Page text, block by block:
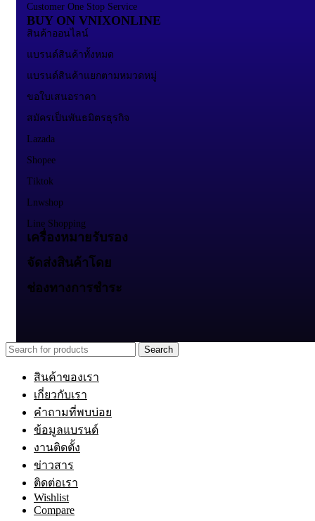
Customer One Stop Service
BUY ON VNIXONLINE
สินค้าออนไลน์
แบรนด์สินค้าทั้งหมด
แบรนด์สินค้าแยกตามหมวดหมู่
ขอใบเสนอราคา
สมัครเป็นพันธมิตรธุรกิจ
Lazada
Shopee
Tiktok
Lnwshop
Line Shopping
เครื่องหมายรับรอง
จัดส่งสินค้าโดย
ช่องทางการชำระ
Search
สินค้าของเรา
เกี่ยวกับเรา
คำถามที่พบบ่อย
ข้อมูลแบรนด์
งานติดตั้ง
ข่าวสาร
ติดต่อเรา
Wishlist
Compare